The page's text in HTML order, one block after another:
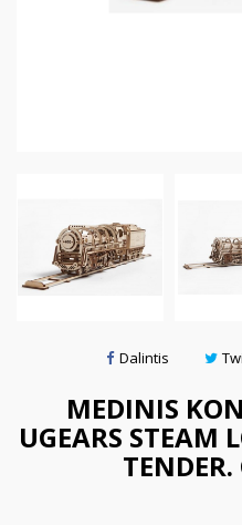
Dalintis
MEDINIS
UGEARS STEAM
TENDER.